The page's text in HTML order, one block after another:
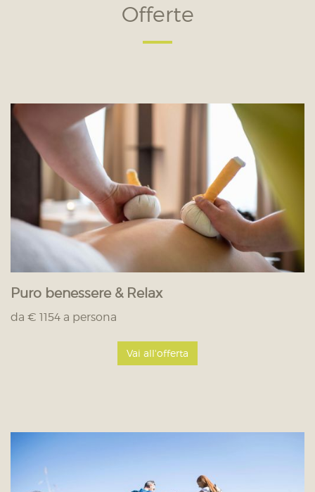
Offerte
Puro benessere & Relax
da € 1154 a persona
Vai all'offerta